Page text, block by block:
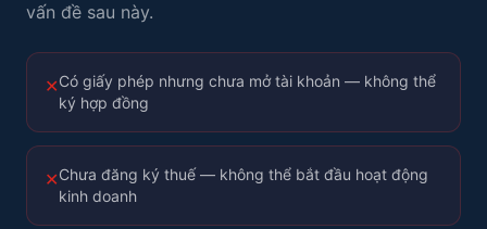
vấn đề sau này.
✕Có giấy phép nhưng chưa mở tài khoản — không thể
ký hợp đồng
✕Chưa đăng ký thuế — không thể bắt đầu hoạt động
kinh doanh